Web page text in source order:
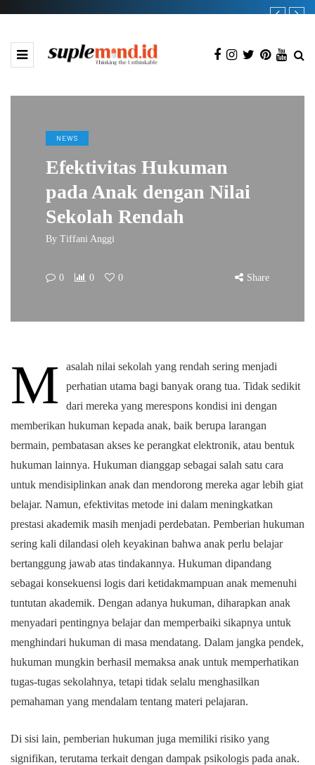
NEWS
Efektivitas Hukuman
pada Anak dengan Nilai
Sekolah Rendah
By Tiffani Anggi
0 0 0 Share
M
asalah nilai sekolah yang rendah sering menjadi
perhatian utama bagi banyak orang tua. Tidak sedikit
dari mereka yang merespons kondisi ini dengan
memberikan hukuman kepada anak, baik berupa larangan
bermain, pembatasan akses ke perangkat elektronik, atau bentuk
hukuman lainnya. Hukuman dianggap sebagai salah satu cara
untuk mendisiplinkan anak dan mendorong mereka agar lebih giat
belajar. Namun, efektivitas metode ini dalam meningkatkan
prestasi akademik masih menjadi perdebatan. Pemberian hukuman
sering kali dilandasi oleh keyakinan bahwa anak perlu belajar
bertanggung jawab atas tindakannya. Hukuman dipandang
sebagai konsekuensi logis dari ketidakmampuan anak memenuhi
tuntutan akademik. Dengan adanya hukuman, diharapkan anak
menyadari pentingnya belajar dan memperbaiki sikapnya untuk
menghindari hukuman di masa mendatang. Dalam jangka pendek,
hukuman mungkin berhasil memaksa anak untuk memperhatikan
tugas-tugas sekolahnya, tetapi tidak selalu menghasilkan
pemahaman yang mendalam tentang materi pelajaran.
Di sisi lain, pemberian hukuman juga memiliki risiko yang
signifikan, terutama terkait dengan dampak psikologis pada anak.